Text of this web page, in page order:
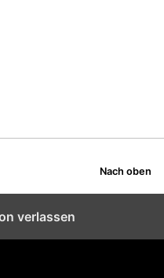
Nach oben
verlassen